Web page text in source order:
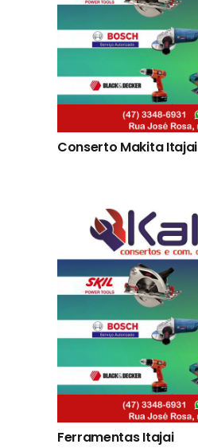
Conserto Makita Itajai
Ferramentas Itajai